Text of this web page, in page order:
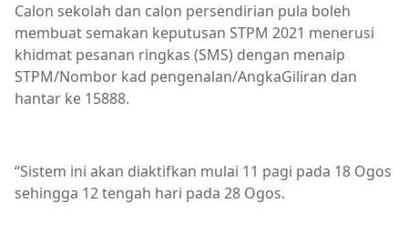
Calon sekolah dan calon persendirian pula boleh
membuat semakan keputusan STPM 2021 menerusi
khidmat pesanan ringkas (SMS) dengan menaip
STPM/Nombor kad pengenalan/AngkaGiliran dan
hantar ke 15888.
“Sistem ini akan diaktifkan mulai 11 pagi pada 18 Ogos
sehingga 12 tengah hari pada 28 Ogos.